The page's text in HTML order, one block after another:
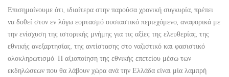
Επισημαίνουμε ότι, ιδιαίτερα στην παρούσα χρονική συγκυρία, πρέπει
να δοθεί στον εν λόγω εορτασμό ουσιαστικό περιεχόμενο, αναφορικά με
την ενίσχυση της ιστορικής μνήμης για τις αξίες της ελευθερίας, της
εθνικής ανεξαρτησίας, της αντίστασης στο ναζιστικό και φασιστικό
ολοκληρωτισμό. Η αξιοποίηση της εθνικής επετείου μέσω των
εκδηλώσεων που θα λάβουν χώρα ανά την Ελλάδα είναι μία λαμπρή